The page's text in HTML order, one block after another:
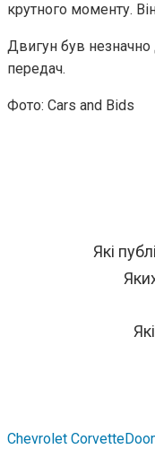
крутного моменту.
Двигун був незначно
передач.
Фото: Cars and Bids
Які
Chevrolet Corvette